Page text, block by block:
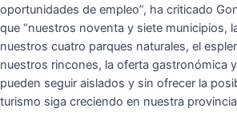
oportunidades de empleo”, ha criticado
que “nuestros noventa y siete municipios,
nuestros cuatro parques naturales, el
nuestros rincones, la oferta gastronómica
pueden seguir aislados y sin ofrecer la
turismo siga creciendo en nuestra